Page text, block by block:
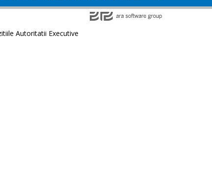
Autoritatii Executive